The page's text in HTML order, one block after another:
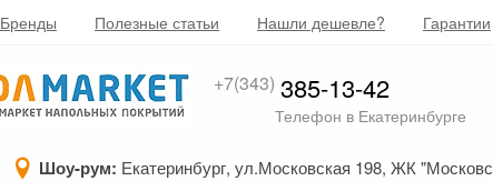
Бренды Полезные статьи Нашли дешевле? Гарантии
+7(343) 385-13-42
Телефон в Екатеринбурге
Шоу-рум: Екатеринбург, ул.Московская 198, ЖК